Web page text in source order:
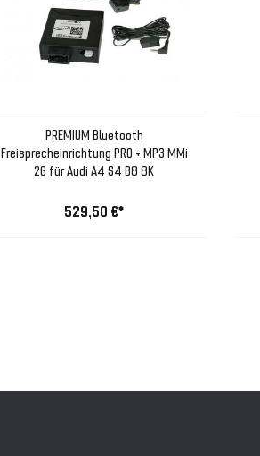
PREMIUM Bluetooth
Freisprecheinrichtung PRO + MP3 MMi
2G für Audi A4 S4 B8 8K
529,50 €*